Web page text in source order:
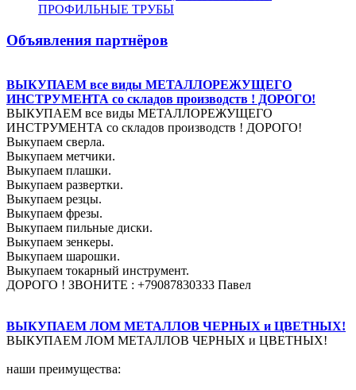
ПРОФИЛЬНЫЕ ТРУБЫ
Объявления партнёров
ВЫКУПАЕМ все виды МЕТАЛЛОРЕЖУЩЕГО
ИНСТРУМЕНТА со складов производств ! ДОРОГО!
ВЫКУПАЕМ все виды МЕТАЛЛОРЕЖУЩЕГО
ИНСТРУМЕНТА со складов производств ! ДОРОГО!
Выкупаем сверла.
Выкупаем метчики.
Выкупаем плашки.
Выкупаем развертки.
Выкупаем резцы.
Выкупаем фрезы.
Выкупаем пильные диски.
Выкупаем зенкеры.
Выкупаем шарошки.
Выкупаем токарный инструмент.
ДОРОГО ! ЗВОНИТЕ : +79087830333 Павел
ВЫКУПАЕМ ЛОМ МЕТАЛЛОВ ЧЕРНЫХ и ЦВЕТНЫХ!
ВЫКУПАЕМ ЛОМ МЕТАЛЛОВ ЧЕРНЫХ и ЦВЕТНЫХ!
наши преимущества: